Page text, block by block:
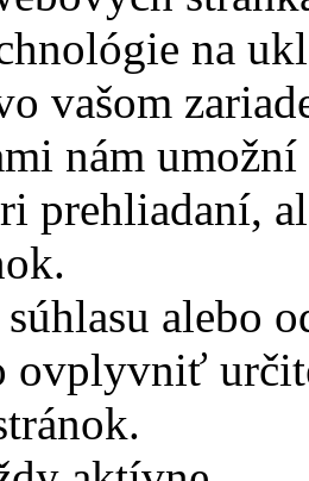
na
vašom
nám
prehliadaní,
alebo
ovplyvniť